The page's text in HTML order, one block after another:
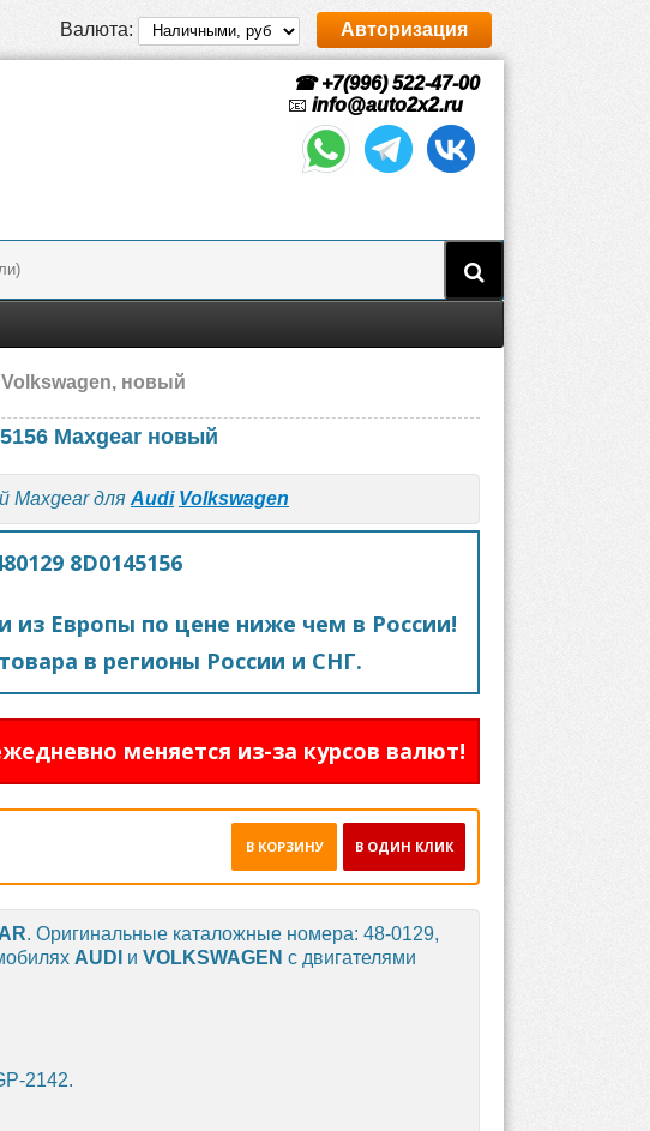
Валюта: Авторизация
☎ +7(996) 522-47-00
📧 info@auto2x2.ru
Volkswagen, новый
Maxgear новый
Maxgear для Audi Volkswagen
8D0145156
из Европы по цене ниже чем в России!
в регионы России и СНГ.
меняется из-за курсов валют!
В ОДИН КЛИК
В КОРЗИНУ
. Оригинальные каталожные номера: 48-0129,
AUDI и VOLKSWAGEN с двигателями
2142.